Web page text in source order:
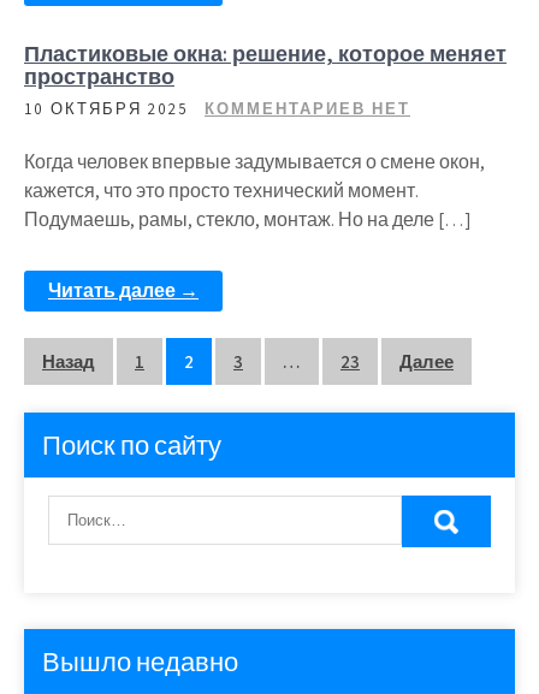
Пластиковые окна: решение, которое меняет
пространство
10 ОКТЯБРЯ 2025 КОММЕНТАРИЕВ НЕТ
Когда человек впервые задумывается о смене окон,
кажется, что это просто технический момент.
Подумаешь, рамы, стекло, монтаж. Но на деле […]
Читать далее →
Пагинация
записей
Назад 1 2 3 … 23 Далее
Поиск по сайту
Вышло недавно